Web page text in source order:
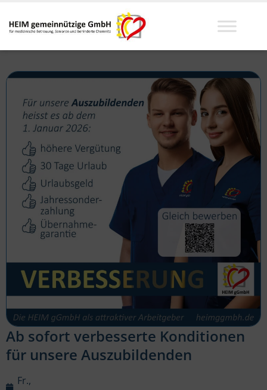
Ab sofort verbesserte Konditionen
für unsere Auszubildenden
Fr.,